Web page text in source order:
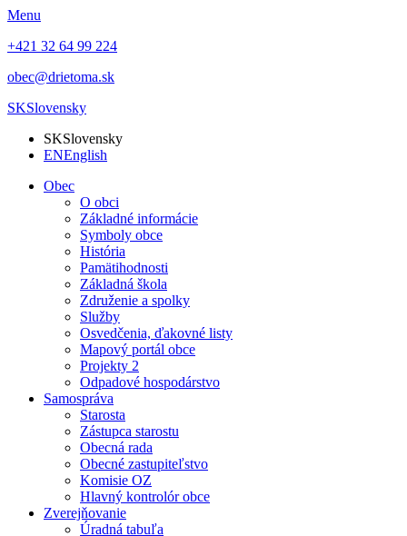
Menu
+421 32 64 99 224
obec@drietoma.sk
SKSlovensky
SKSlovensky
ENEnglish
Obec
O obci
Základné informácie
Symboly obce
História
Pamätihodnosti
Základná škola
Združenie a spolky
Služby
Osvedčenia, ďakovné listy
Mapový portál obce
Projekty 2
Odpadové hospodárstvo
Samospráva
Starosta
Zástupca starostu
Obecná rada
Obecné zastupiteľstvo
Komisie OZ
Hlavný kontrolór obce
Zverejňovanie
Úradná tabuľa